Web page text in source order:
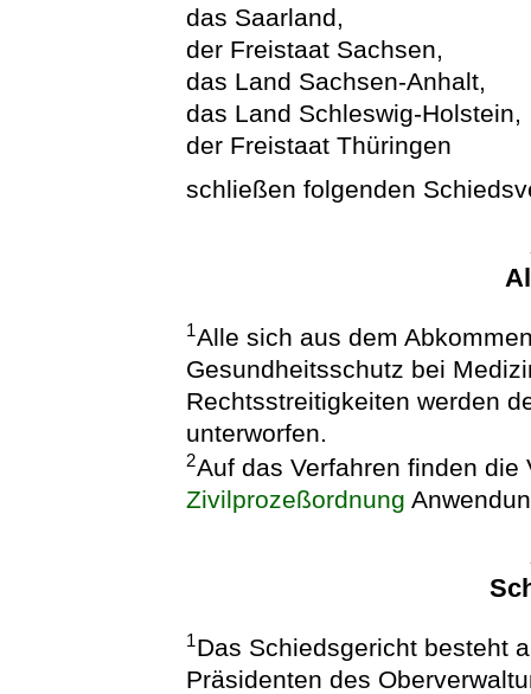
das Saarland,
der Freistaat Sachsen,
das Land Sachsen-Anhalt,
das Land Schleswig-Holstein,
der Freistaat Thüringen
schließen folgenden
1Alle sich aus dem
Gesundheitsschutz bei
Rechtsstreitigkeiten werden
unterworfen.
2Auf das Verfahren finden
Zivilprozeßordnung
1Das Schiedsgericht besteht
Präsidenten des